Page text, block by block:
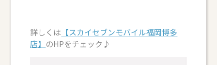
詳しくは 【スカイセブンモバイル福岡博多
店】 のHPをチェック♪